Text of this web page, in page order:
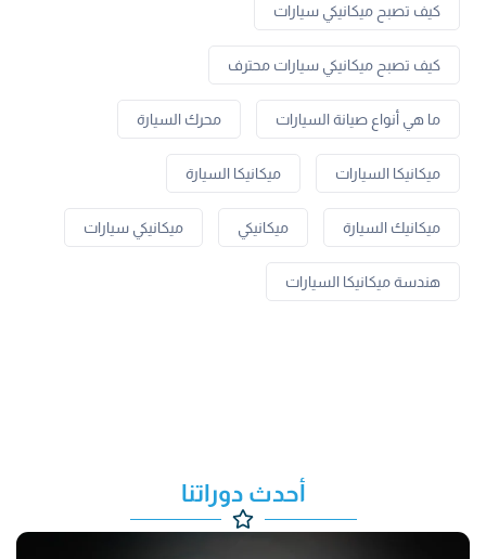
كيف تصبح ميكانيكي سيارات
كيف تصبح ميكانيكي سيارات محترف
ما هي أنواع صيانة السيارات محرك السيارة
ميكانيكا السيارات ميكانيكا السيارة
ميكانيك السيارة ميكانيكي ميكانيكي سيارات
هندسة ميكانيكا السيارات
أحدث دوراتنا